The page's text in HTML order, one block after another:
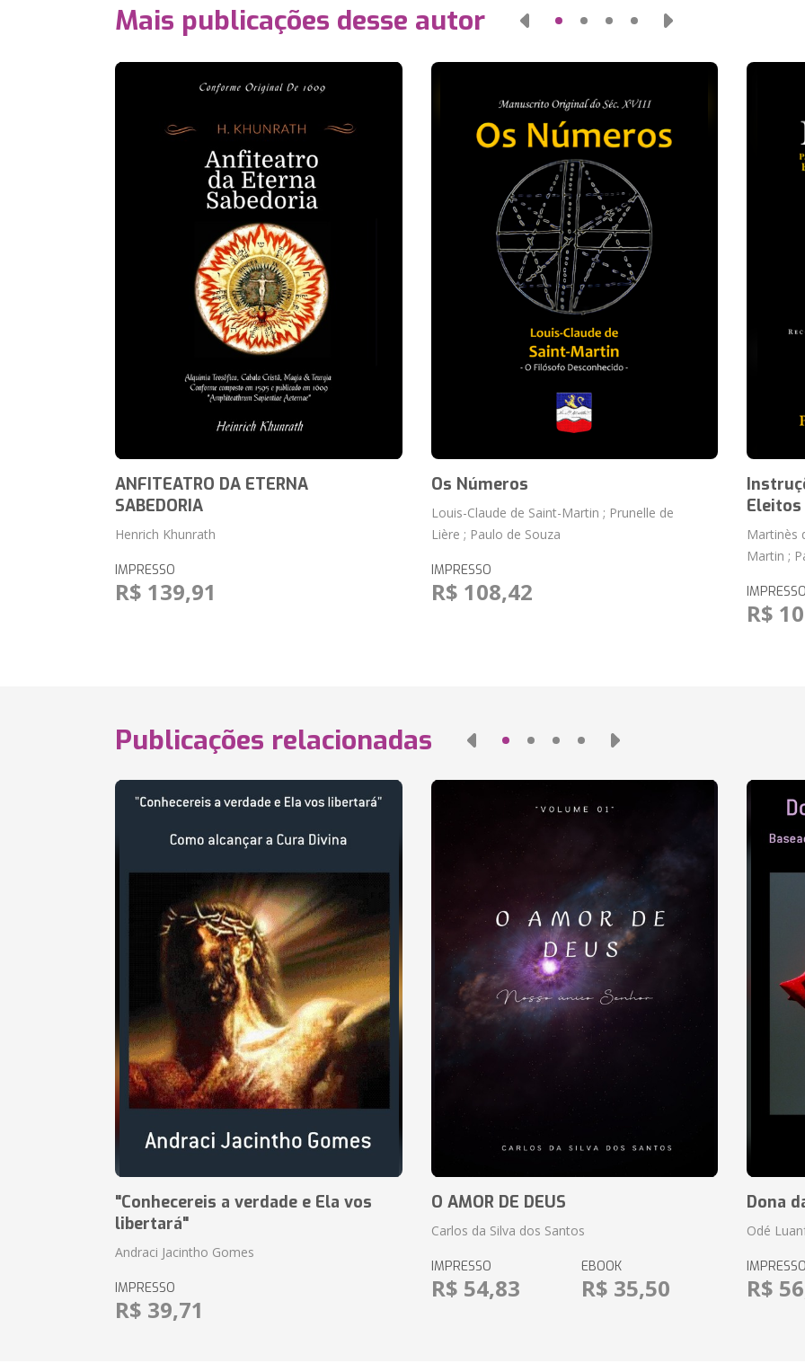
Mais publicações desse autor
ANFITEATRO DA ETERNA
SABEDORIA
Henrich Khunrath
IMPRESSO
R$ 139,91
Os Números
Louis-Claude de Saint-Martin ; Prunelle de
Lière ; Paulo de Souza
IMPRESSO
R$ 108,42
Eleitos
Martinès
Martin ;
IMPRESSO
R$
Publicações relacionadas
"Conhecereis a verdade e Ela vos
libertará"
Andraci Jacintho Gomes
IMPRESSO
R$ 39,71
O AMOR DE DEUS
Carlos da Silva dos Santos
IMPRESSO
R$ 54,83
EBOOK
R$ 35,50
Dona
Odé
IMPRESSO
R$